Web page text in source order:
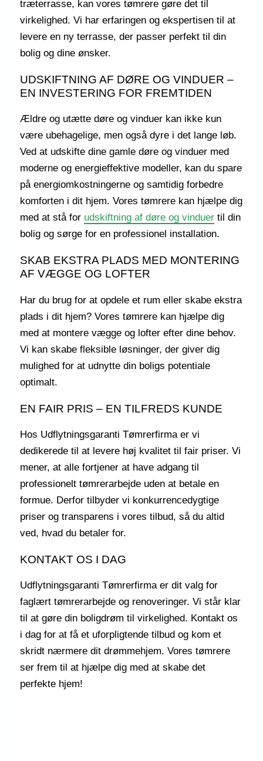
træterrasse, kan vores tømrere gøre det til
virkelighed. Vi har erfaringen og ekspertisen til at
levere en ny terrasse, der passer perfekt til din
bolig og dine ønsker.
UDSKIFTNING AF DØRE OG VINDUER –
EN INVESTERING FOR FREMTIDEN
Ældre og utætte døre og vinduer kan ikke kun
være ubehagelige, men også dyre i det lange løb.
Ved at udskifte dine gamle døre og vinduer med
moderne og energieffektive modeller, kan du spare
på energiomkostningerne og samtidig forbedre
komforten i dit hjem. Vores tømrere kan hjælpe dig
med at stå for udskiftning af døre og vinduer til din
bolig og sørge for en professionel installation.
SKAB EKSTRA PLADS MED MONTERING
AF VÆGGE OG LOFTER
Har du brug for at opdele et rum eller skabe ekstra
plads i dit hjem? Vores tømrere kan hjælpe dig
med at montere vægge og lofter efter dine behov.
Vi kan skabe fleksible løsninger, der giver dig
mulighed for at udnytte din boligs potentiale
optimalt.
EN FAIR PRIS – EN TILFREDS KUNDE
Hos Udflytningsgaranti Tømrerfirma er vi
dedikerede til at levere høj kvalitet til fair priser. Vi
mener, at alle fortjener at have adgang til
professionelt tømrerarbejde uden at betale en
formue. Derfor tilbyder vi konkurrencedygtige
priser og transparens i vores tilbud, så du altid
ved, hvad du betaler for.
KONTAKT OS I DAG
Udflytningsgaranti Tømrerfirma er dit valg for
faglært tømrerarbejde og renoveringer. Vi står klar
til at gøre din boligdrøm til virkelighed. Kontakt os
i dag for at få et uforpligtende tilbud og kom et
skridt nærmere dit drømmehjem. Vores tømrere
ser frem til at hjælpe dig med at skabe det
perfekte hjem!